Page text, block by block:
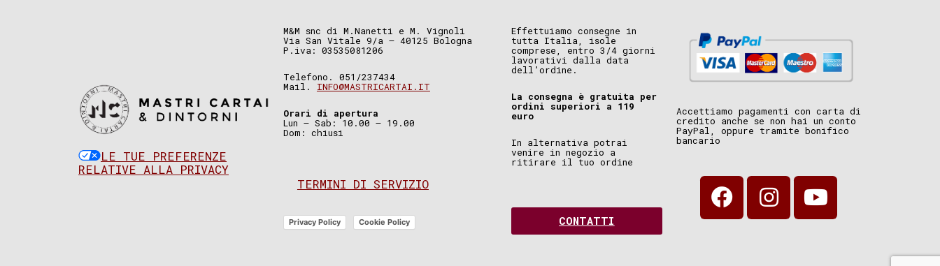
LE TUE PREFERENZE
RELATIVE ALLA PRIVACY
M&M snc di M.Nanetti e M. Vignoli
Via San Vitale 9/a – 40125 Bologna
P.iva: 03535081206
Telefono. 051/237434
Mail. INFO@MASTRICARTAI.IT
Orari di apertura
Lun – Sab: 10.00 – 19.00
Dom: chiusi
TERMINI DI SERVIZIO
Privacy Policy Cookie Policy
Effettuiamo consegne in
tutta Italia, isole
comprese, entro 3/4 giorni
lavorativi dalla data
dell’ordine.
La consegna è gratuita per
ordini superiori a 119
euro
In alternativa potrai
venire in negozio a
ritirare il tuo ordine
CONTATTI
Accettiamo pagamenti con carta di
credito anche se non hai un conto
PayPal, oppure tramite bonifico
bancario